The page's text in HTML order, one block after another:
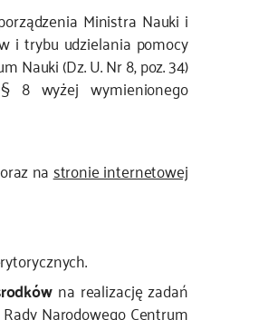
Ministra Nauki i
i trybu udzielania pomocy
Nauki (Dz. U. Nr 8, poz. 34)
8 wyżej wymienionego
nastronie internetowej
na realizację zadań
Narodowego Centrum